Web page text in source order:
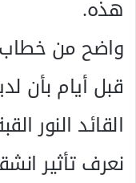
هذه.
واضح من خطاب
قبل أيام بأن
القائد النور
نعرف تأثير